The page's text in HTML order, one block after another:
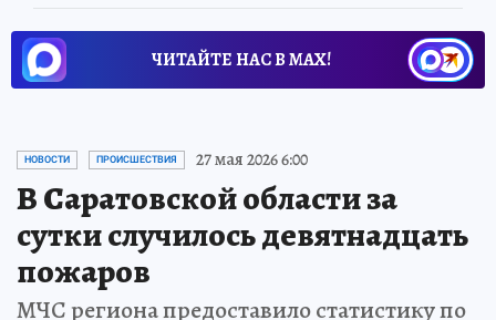
ЧИТАЙТЕ НАС В МАХ!
НОВОСТИ ПРОИСШЕСТВИЯ 27 мая 2026 6:00
В Саратовской области за
сутки случилось девятнадцать
пожаров
МЧС региона предоставило статистику по